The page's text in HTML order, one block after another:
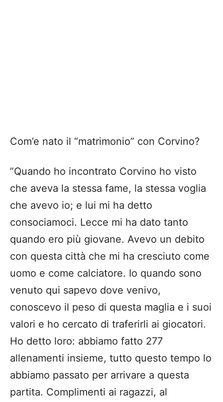
Com’e nato il “matrimonio” con Corvino?
”Quando ho incontrato Corvino ho visto
che aveva la stessa fame, la stessa voglia
che avevo io; e lui mi ha detto
consociamoci. Lecce mi ha dato tanto
quando ero più giovane. Avevo un debito
con questa città che mi ha cresciuto come
uomo e come calciatore. Io quando sono
venuto qui sapevo dove venivo,
conoscevo il peso di questa maglia e i suoi
valori e ho cercato di traferirli ai giocatori.
Ho detto loro: abbiamo fatto 277
allenamenti insieme, tutto questo tempo lo
abbiamo passato per arrivare a questa
partita. Complimenti ai ragazzi, al